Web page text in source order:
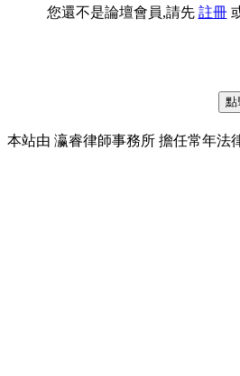
您還不是論壇會員,請先 註冊
本站由 瀛睿律師事務所 擔任常年法